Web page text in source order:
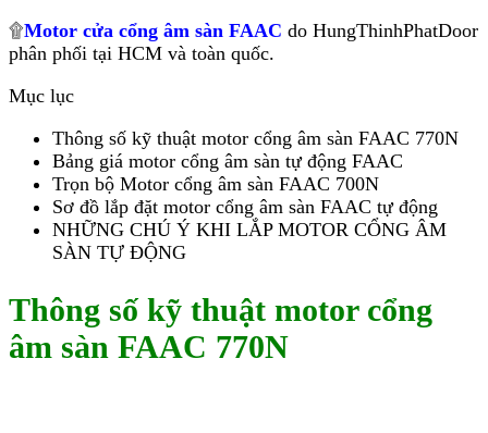
۩Motor cửa cổng âm sàn FAAC do HungThinhPhatDoor
phân phối tại HCM và toàn quốc.
Mục lục
Thông số kỹ thuật motor cổng âm sàn FAAC 770N
Bảng giá motor cổng âm sàn tự động FAAC
Trọn bộ Motor cổng âm sàn FAAC 700N
Sơ đồ lắp đặt motor cổng âm sàn FAAC tự động
NHỮNG CHÚ Ý KHI LẮP MOTOR CỔNG ÂM
SÀN TỰ ĐỘNG
Thông số kỹ thuật motor cổng
âm sàn FAAC 770N